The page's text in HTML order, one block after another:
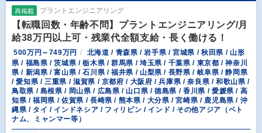
再掲載 プラントエンジニアリング
【転職回数・年齢不問】プラントエンジニアリング/月
給38万円以上可・残業代全額支給・長く働ける！
500万円～749万円
北海道 / 青森県 / 岩手県 / 宮城県 / 秋田県 / 山形
県 / 福島県 / 茨城県 / 栃木県 / 群馬県 / 埼玉県 / 千葉県 / 東京都 / 神奈川
県 / 新潟県 / 富山県 / 石川県 / 福井県 / 山梨県 / 長野県 / 岐阜県 / 静岡県
/ 愛知県 / 三重県 / 滋賀県 / 京都府 / 大阪府 / 兵庫県 / 奈良県 / 和歌山県 /
鳥取県 / 島根県 / 岡山県 / 広島県 / 山口県 / 徳島県 / 香川県 / 愛媛県 / 高
知県 / 福岡県 / 佐賀県 / 長崎県 / 熊本県 / 大分県 / 宮崎県 / 鹿児島県 / 沖
縄県 / タイ / インドネシア / フィリピン / インド / その他アジア（ベト
ナム、ミャンマー等）